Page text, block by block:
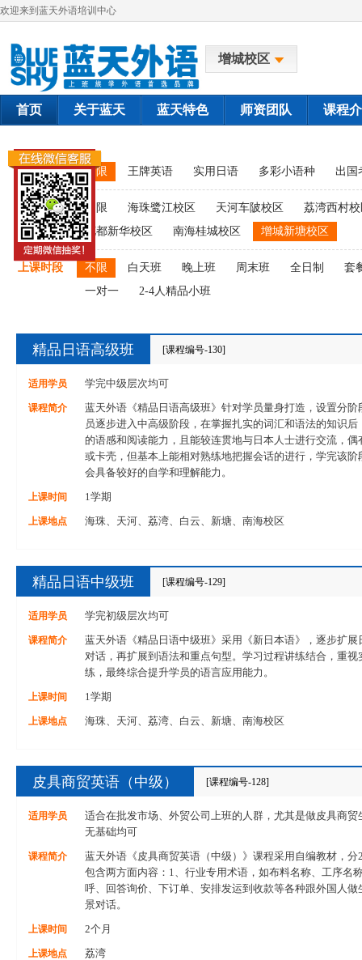
欢迎来到蓝天外语培训中心
增城校区
首页 关于蓝天 蓝天特色 师资团队 课程
课程类别 不限 王牌英语 实用日语 多彩小语种 出国
上课校区 不限 海珠鹭江校区 天河车陂校区
荔湾西村
花都新华校区
南海桂城校区 增城新塘校区
上课时段 不限 白天班 晚上班 周末班 全日制
套
一对一
2-4人精品小班
精品日语高级班 [课程编号-130]
适用学员 学完中级层次均可
课程简介
蓝天外语《精品日语高级班》针对学员量身打造，设置分阶
员逐步进入中高级阶段，在掌握扎实的词汇和语法的知识后
的语感和阅读能力，且能较连贯地与日本人士进行交流，偶
或卡壳，但基本上能相对熟练地把握会话的进行，学完该阶
会具备较好的自学和理解能力。
上课时间 1学期
上课地点 海珠、天河、荔湾、白云、新塘、南海校区
精品日语中级班 [课程编号-129]
适用学员 学完初级层次均可
课程简介
蓝天外语《精品日语中级班》采用《新日本语》，逐步扩展
对话，再扩展到语法和重点句型。学习过程讲练结合，重视
练，最终综合提升学员的语言应用能力。
上课时间 1学期
上课地点 海珠、天河、荔湾、白云、新塘、南海校区
皮具商贸英语（中级） [课程编号-128]
适用学员
适合在批发市场、外贸公司上班的人群，尤其是做皮具商贸
无基础均可
课程简介
蓝天外语《皮具商贸英语（中级）》课程采用自编教材，分
包含两方面内容：1、行业专用术语，如布料名称、工序名
呼、回答询价、下订单、安排发运到收款等各种跟外国人做
景对话。
上课时间 2个月
上课地点 荔湾